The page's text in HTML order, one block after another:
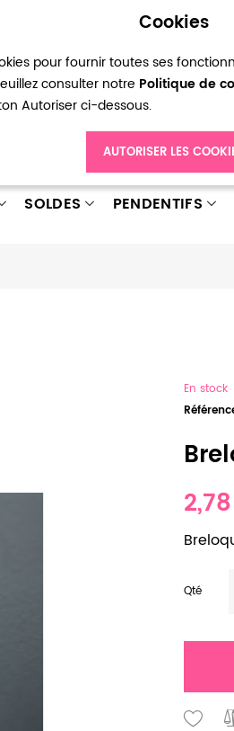
Cookies
pour fournir toutes ses
consulter notre Politique de
Autoriser ci-dessous.
AUTORISER LES
Ma liste d’envies
SOLDES PENDENTIFS
En stock
Qté